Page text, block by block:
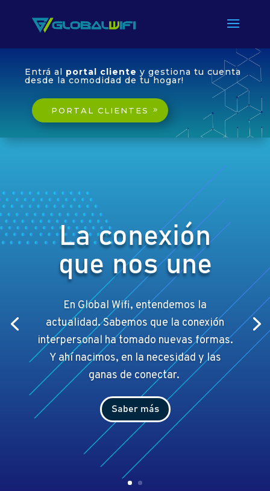
Entrá al portal cliente y gestiona tu cuenta
desde la comodidad de tu hogar!
PORTAL CLIENTES
La conexión
que nos une
En Global Wifi, entendemos la
actualidad. Sabemos que la conexión
interpersonal ha tomado nuevas formas.
Y ahí nacimos, en la necesidad y las
ganas de conectar.
Saber más